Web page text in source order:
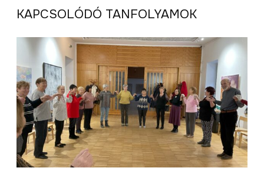
KAPCSOLÓDÓ TANFOLYAMOK